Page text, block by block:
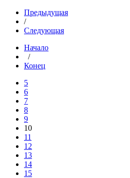
Предыдущая
/
Следующая
Начало
/
Конец
5
6
7
8
9
10
11
12
13
14
15